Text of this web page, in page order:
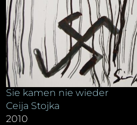
Sie kamen nie wieder
Ceija Stojka
2010